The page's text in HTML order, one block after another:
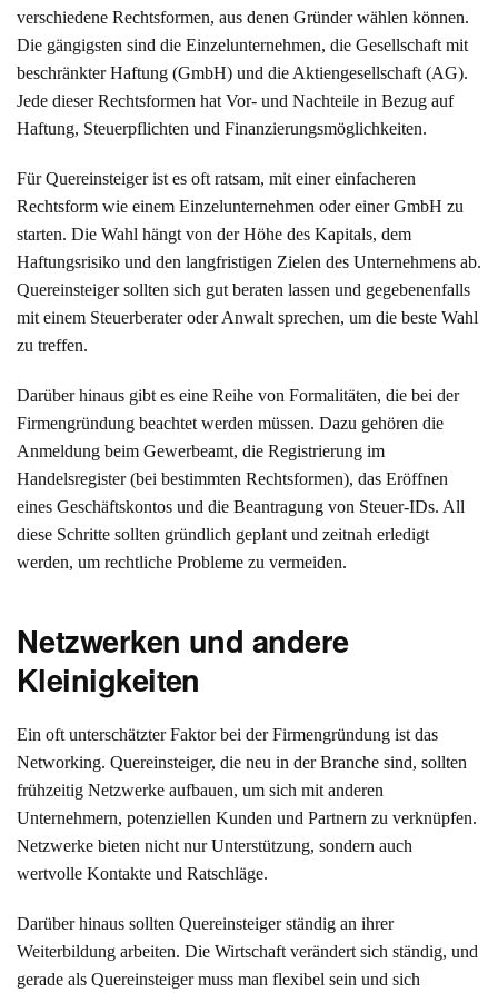
verschiedene Rechtsformen, aus denen Gründer wählen können.
Die gängigsten sind die Einzelunternehmen, die Gesellschaft mit
beschränkter Haftung (GmbH) und die Aktiengesellschaft (AG).
Jede dieser Rechtsformen hat Vor- und Nachteile in Bezug auf
Haftung, Steuerpflichten und Finanzierungsmöglichkeiten.
Für Quereinsteiger ist es oft ratsam, mit einer einfacheren
Rechtsform wie einem Einzelunternehmen oder einer GmbH zu
starten. Die Wahl hängt von der Höhe des Kapitals, dem
Haftungsrisiko und den langfristigen Zielen des Unternehmens ab.
Quereinsteiger sollten sich gut beraten lassen und gegebenenfalls
mit einem Steuerberater oder Anwalt sprechen, um die beste Wahl
zu treffen.
Darüber hinaus gibt es eine Reihe von Formalitäten, die bei der
Firmengründung beachtet werden müssen. Dazu gehören die
Anmeldung beim Gewerbeamt, die Registrierung im
Handelsregister (bei bestimmten Rechtsformen), das Eröffnen
eines Geschäftskontos und die Beantragung von Steuer-IDs. All
diese Schritte sollten gründlich geplant und zeitnah erledigt
werden, um rechtliche Probleme zu vermeiden.
Netzwerken und andere
Kleinigkeiten
Ein oft unterschätzter Faktor bei der Firmengründung ist das
Networking. Quereinsteiger, die neu in der Branche sind, sollten
frühzeitig Netzwerke aufbauen, um sich mit anderen
Unternehmern, potenziellen Kunden und Partnern zu verknüpfen.
Netzwerke bieten nicht nur Unterstützung, sondern auch
wertvolle Kontakte und Ratschläge.
Darüber hinaus sollten Quereinsteiger ständig an ihrer
Weiterbildung arbeiten. Die Wirtschaft verändert sich ständig, und
gerade als Quereinsteiger muss man flexibel sein und sich